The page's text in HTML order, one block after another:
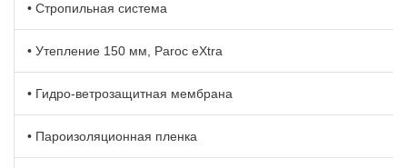
• Стропильная система
• Утепление 150 мм, Paroc eXtra
• Гидро-ветрозащитная мембрана
• Пароизоляционная пленка